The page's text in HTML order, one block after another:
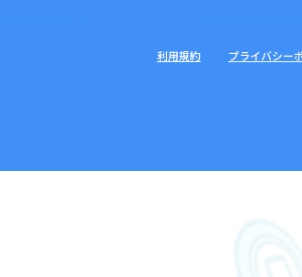
利用規約 プライバシー